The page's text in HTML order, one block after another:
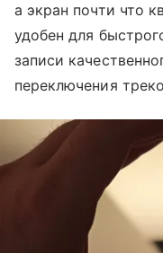
а экран почти что
удобен для
записи
переключения